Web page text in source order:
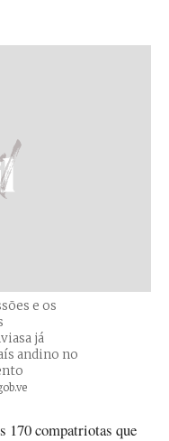
e os
já
andino no
170 compatriotas que